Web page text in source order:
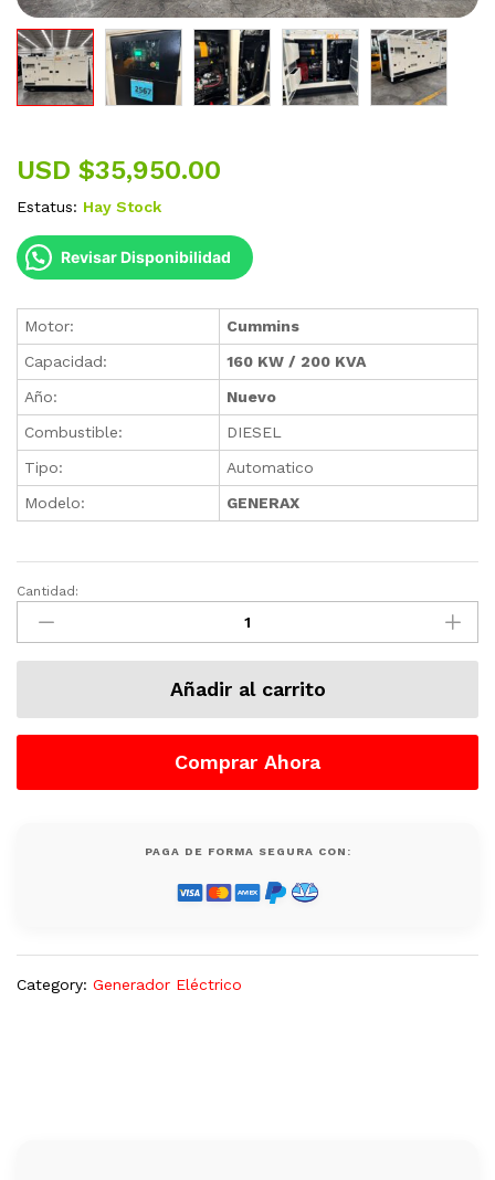
USD $35,950.00
Estatus: Hay Stock
Revisar Disponibilidad
Motor:
Cummins
Capacidad:
160 KW / 200 KVA
Año:
Nuevo
Combustible:
DIESEL
Tipo:
Automatico
Modelo:
GENERAX
Generador
Eléctrico
160
Marca
GENERAX
V
Cantidad:
Añadir al carrito
Comprar Ahora
PAGA DE FORMA SEGURA CON:
Category: Generador Eléctrico